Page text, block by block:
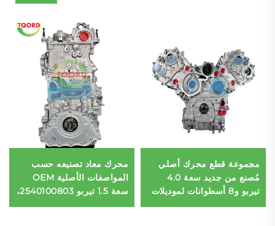
مجموعة قطع محرك أصلي
مُصنع من جديد سعة 4.0
تيربو و8 أسطوانات لموديلات
مرسيدس بنز AMG G63
محرك معاد تصنيعه حسب
المواصفات الأصلية OEM
سعة 1.5 تيربو 2540100803،
4 أسطوانات، 125